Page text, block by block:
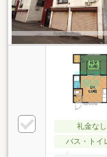
礼金なし
バス・トイ